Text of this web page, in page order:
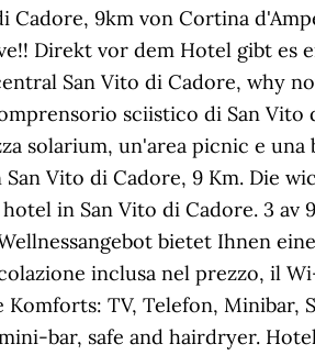
Cadore, 9km von Cortina
Direkt vor dem Hotel gibt
San Vito di Cadore, why
sciistico di San Vito
solarium, un'area picnic e una
Vito di Cadore, 9 Km. Die
in San Vito di Cadore. 3 av
bietet Ihnen
inclusa nel prezzo, il
TV, Telefon, Minibar,
bar, safe and hairdryer.